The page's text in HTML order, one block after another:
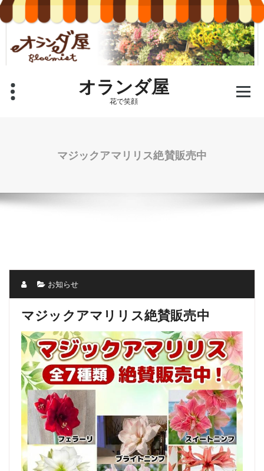
コ
ン
へ
オランダ屋
花で笑顔
マジックアマリリス絶賛販売中
お知らせ
マジックアマリリス絶賛販売中